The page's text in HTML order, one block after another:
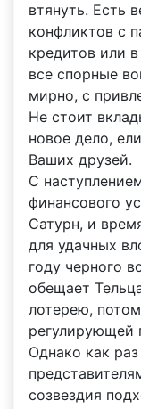
втянуть. Есть
конфликтов с
кредитов или
все спорные
мирно, с
Не стоит
новое дело,
Ваших друзей.
С
финансового
Сатурн, и
для удачных
году черного
обещает
лотерею,
регулирующей
Однако как
созвездия